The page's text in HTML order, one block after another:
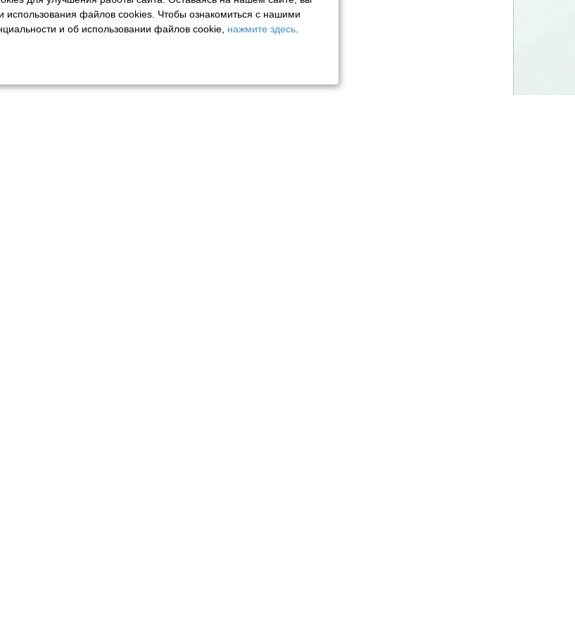
использования файлов cookies. Чтобы ознакомиться с нашими
и об использовании файлов cookie, нажмите здесь